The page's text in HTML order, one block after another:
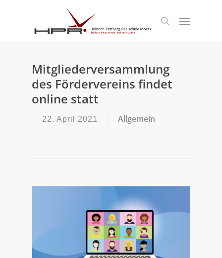
search
Menu
Mitgliederversammlung
des Fördervereins findet
online statt
22. April 2021 Allgemein